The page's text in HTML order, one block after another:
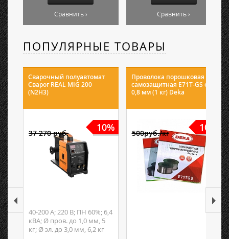
Сравнить › Сравнить ›
ПОПУЛЯРНЫЕ ТОВАРЫ
Сварочный полуавтомат
Сварог REAL MIG 200
(N2H3)
10%
37 270 руб.
40-200 А; 220 В; ПН 60%; 6,4
кВА; Ø пров. до 1,0 мм, 5
кг; Ø эл. до 3,0 мм, 6,2 кг
Проволока порошковая
самозащитная E71T-GS ф
0,8 мм (1 кг) Deka
10%
500руб./кг